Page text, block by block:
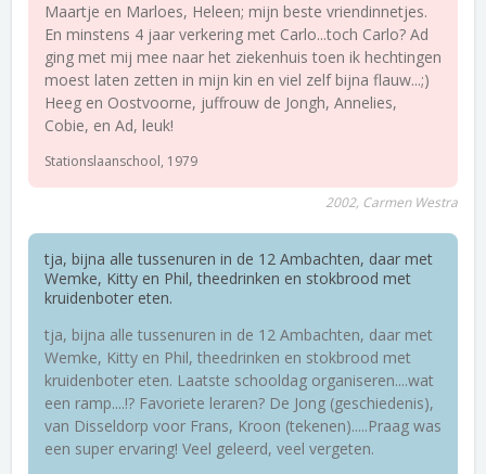
Maartje en Marloes, Heleen; mijn beste vriendinnetjes.
En minstens 4 jaar verkering met Carlo...toch Carlo? Ad
ging met mij mee naar het ziekenhuis toen ik hechtingen
moest laten zetten in mijn kin en viel zelf bijna flauw...;)
Heeg en Oostvoorne, juffrouw de Jongh, Annelies,
Cobie, en Ad, leuk!
Stationslaanschool, 1979
2002, Carmen Westra
tja, bijna alle tussenuren in de 12 Ambachten, daar met
Wemke, Kitty en Phil, theedrinken en stokbrood met
kruidenboter eten.
tja, bijna alle tussenuren in de 12 Ambachten, daar met
Wemke, Kitty en Phil, theedrinken en stokbrood met
kruidenboter eten. Laatste schooldag organiseren....wat
een ramp....!? Favoriete leraren? De Jong (geschiedenis),
van Disseldorp voor Frans, Kroon (tekenen).....Praag was
een super ervaring! Veel geleerd, veel vergeten.